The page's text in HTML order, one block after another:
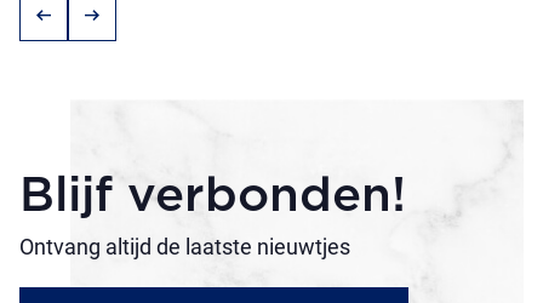
arrow_left_alt arrow_right_alt
Blijf verbonden!
Ontvang altijd de laatste nieuwtjes